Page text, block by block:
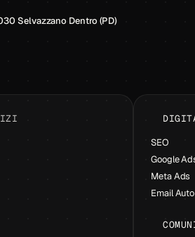
Selvazzano Dentro (PD)
SEO
Google
Meta Ads
Email